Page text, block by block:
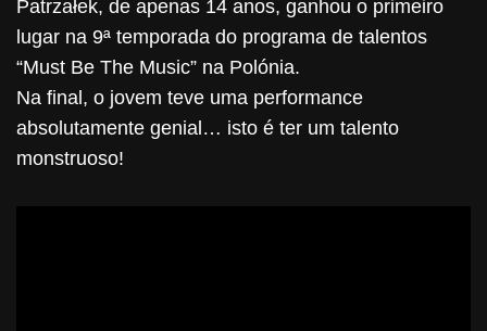
Patrzałek, de apenas 14 anos, ganhou o primeiro
lugar na 9ª temporada do programa de talentos
“Must Be The Music” na Polónia.
Na final, o jovem teve uma performance
absolutamente genial… isto é ter um talento
monstruoso!